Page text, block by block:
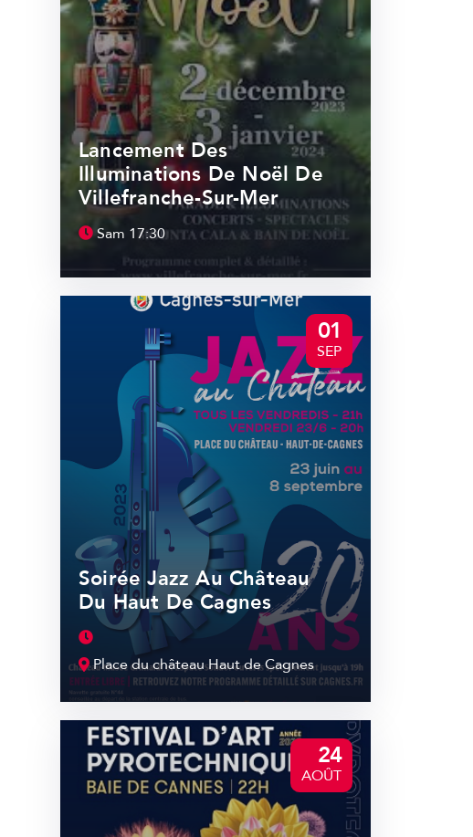
Lancement Des
Illuminations De Noël De
Villefranche-Sur-Mer
Sam 17:30
01
SEP
Soirée Jazz Au Château
Du Haut De Cagnes
Place du château Haut de Cagnes
24
AOÛT